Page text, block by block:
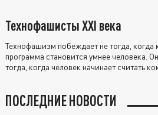
Технофашисты XXI века
Технофашизм побеждает не тогда, когда
программа становится умнее человека.
тогда, когда человек начинает считать
ПОСЛЕДНИЕ НОВОСТИ